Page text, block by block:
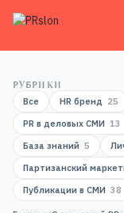
РУБРИКИ
Все
HR бренд 25
PR в деловых СМИ 13
База знаний 5
Партизанский
Публикации в СМИ 38